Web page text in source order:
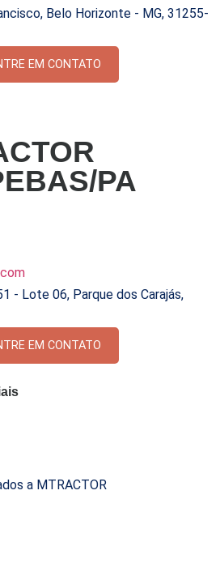
Belo Horizonte - MG, 31255-
EM CONTATO
PA
- Lote 06, Parque dos Carajás,
EM CONTATO
a MTRACTOR